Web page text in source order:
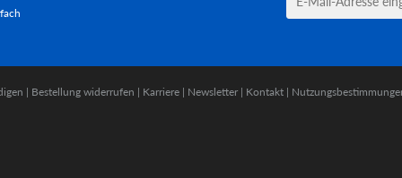
| Bestellung widerrufen | Karriere | Newsletter | Kontakt |